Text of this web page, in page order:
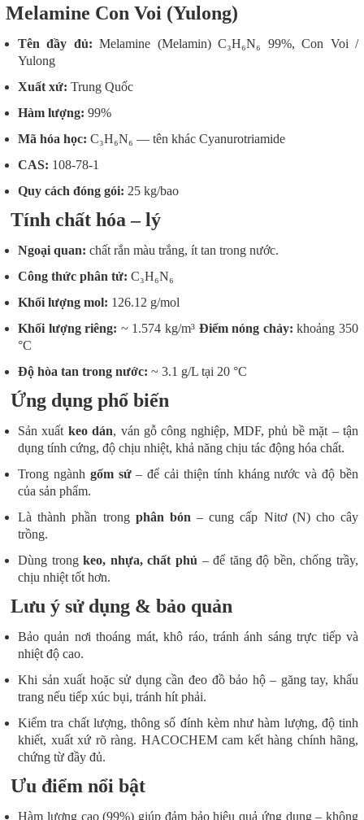
Melamine Con Voi (Yulong)
Tên đầy đủ: Melamine (Melamin) C₃H₆N₆ 99%, Con Voi /
Yulong
Xuất xứ: Trung Quốc
Hàm lượng: 99%
Mã hóa học: C₃H₆N₆ — tên khác Cyanurotriamide
CAS: 108-78-1
Quy cách đóng gói: 25 kg/bao
Tính chất hóa – lý
Ngoại quan: chất rắn màu trắng, ít tan trong nước.
Công thức phân tử: C₃H₆N₆
Khối lượng mol: 126.12 g/mol
Khối lượng riêng: ~ 1.574 kg/m³ Điểm nóng chảy: khoảng 350
°C
Độ hòa tan trong nước: ~ 3.1 g/L tại 20 °C
Ứng dụng phổ biến
Sản xuất keo dán, ván gỗ công nghiệp, MDF, phủ bề mặt – tận
dụng tính cứng, độ chịu nhiệt, khả năng chịu tác động hóa chất.
Trong ngành gốm sứ– để cải thiện tính kháng nước và độ bền
của sản phẩm.
Là thành phần trong phân bón – cung cấp Nitơ (N) cho cây
trồng.
Dùng trongkeo, nhựa, chất phủ – để tăng độ bền, chống trầy,
chịu nhiệt tốt hơn.
Lưu ý sử dụng & bảo quản
Bảo quản nơi thoáng mát, khô ráo, tránh ánh sáng trực tiếp và
nhiệt độ cao.
Khi sản xuất hoặc sử dụng cần đeo đồ bảo hộ – găng tay, khẩu
trang nếu tiếp xúc bụi, tránh hít phải.
Kiểm tra chất lượng, thông số đính kèm như hàm lượng, độ tinh
khiết, xuất xứ rõ ràng. HACOCHEM cam kết hàng chính hãng,
chứng từ đầy đủ.
Ưu điểm nổi bật
Hàm lượng cao (99%) giúp đảm bảo hiệu quả ứng dụng – không